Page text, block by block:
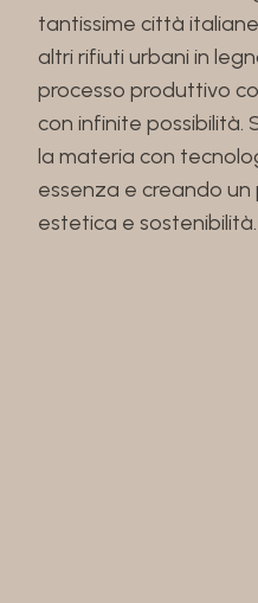
tantissime città
altri rifiuti urbani in
processo produttivo
con infinite possibilità.
la materia con
essenza e creando
estetica e